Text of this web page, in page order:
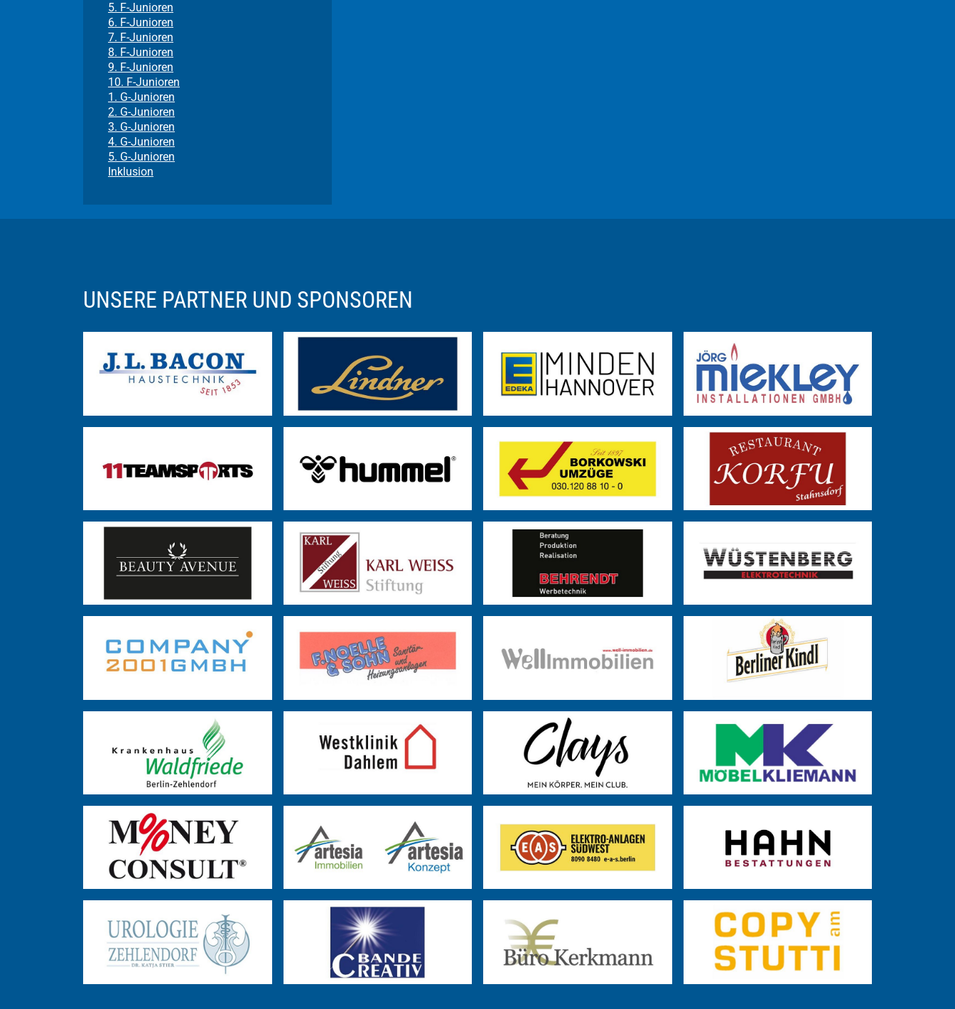
5. F-Junioren
6. F-Junioren
7. F-Junioren
8. F-Junioren
9. F-Junioren
10. F-Junioren
1. G-Junioren
2. G-Junioren
3. G-Junioren
4. G-Junioren
5. G-Junioren
Inklusion
UNSERE PARTNER UND SPONSOREN